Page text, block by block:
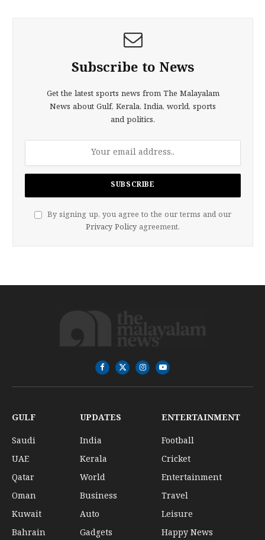
Subscribe to News
Get the latest sports news from The Malayalam
News about Gulf, Kerala, India, world, sports
and politics.
By signing up, you agree to the our terms and our
Privacy Policy agreement.
Facebook
X
(Twitter)
InstagramYouTube
GULF
Saudi
UAE
Qatar
Oman
Kuwait
Bahrain
UPDATES
India
Kerala
World
Business
Auto
Gadgets
ENTERTAINMENT
Football
Cricket
Entertainment
Travel
Leisure
Happy News